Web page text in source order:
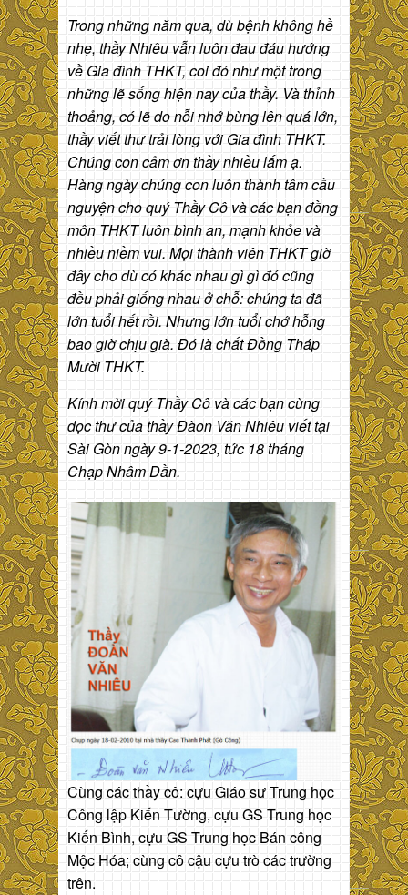
Trong những năm qua, dù bệnh không hề
nhẹ, thầy Nhiêu vẫn luôn đau đáu hướng
về Gia đình THKT, coi đó như một trong
những lẽ sống hiện nay của thầy. Và thỉnh
thoảng, có lẽ do nỗi nhớ bùng lên quá lớn,
thầy viết thư trải lòng với Gia đình THKT.
Chúng con cảm ơn thầy nhiều lắm ạ.
Hàng ngày chúng con luôn thành tâm cầu
nguyện cho quý Thầy Cô và các bạn đồng
môn THKT luôn bình an, mạnh khỏe và
nhiều niềm vui. Mọi thành viên THKT giờ
đây cho dù có khác nhau gì gì đó cũng
đều phải giống nhau ở chỗ: chúng ta đã
lớn tuổi hết rồi. Nhưng lớn tuổi chớ hỗng
bao giờ chịu già. Đó là chất Đồng Tháp
Mười THKT.
Kính mời quý Thầy Cô và các bạn cùng
đọc thư của thầy Đàon Văn Nhiêu viết tại
Sài Gòn ngày 9-1-2023, tức 18 tháng
Chạp Nhâm Dần.
Cùng các thầy cô: cựu Giáo sư Trung học
Công lập Kiến Tường, cựu GS Trung học
Kiến Bình, cựu GS Trung học Bán công
Mộc Hóa; cùng cô cậu cựu trò các trường
trên.